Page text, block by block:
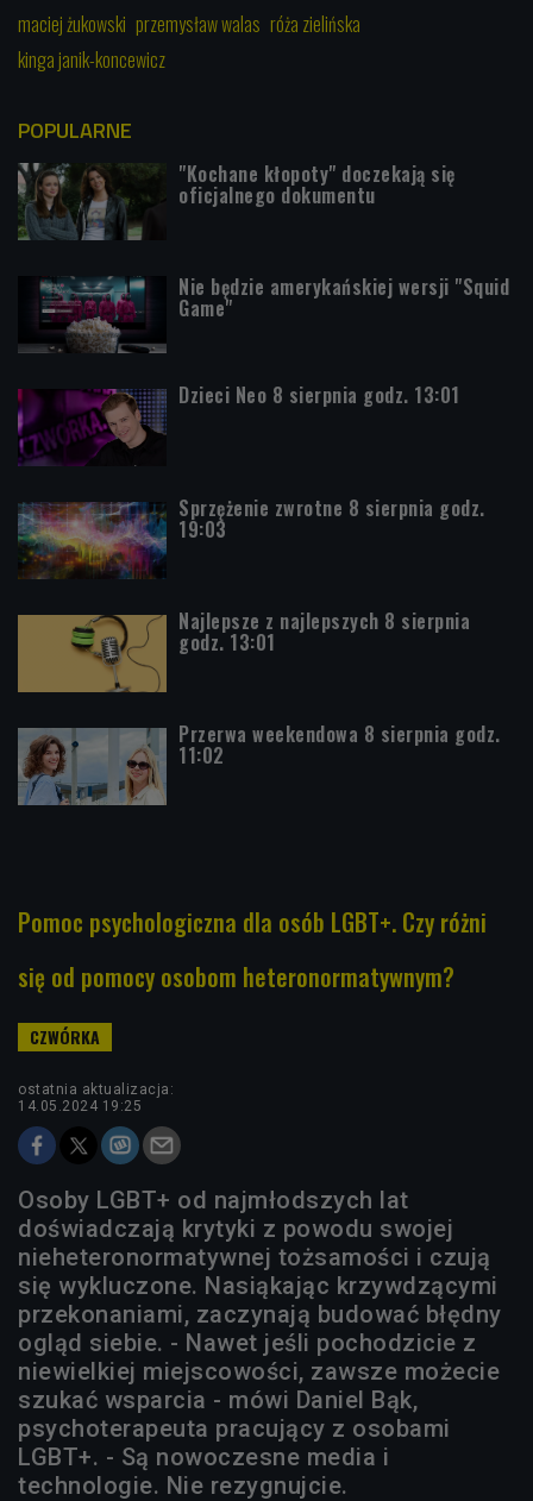
maciej żukowski przemysław walas róża zielińska
kinga janik-koncewicz
POPULARNE
"Kochane kłopoty" doczekają się
oficjalnego dokumentu
Nie będzie amerykańskiej wersji "Squid
Game"
Dzieci Neo 8 sierpnia godz. 13:01
Sprzężenie zwrotne 8 sierpnia godz.
19:03
Najlepsze z najlepszych 8 sierpnia
godz. 13:01
Przerwa weekendowa 8 sierpnia godz.
11:02
Pomoc psychologiczna dla osób LGBT+. Czy różni
się od pomocy osobom heteronormatywnym?
ostatnia aktualizacja:
14.05.2024 19:25
Osoby LGBT+ od najmłodszych lat
doświadczają krytyki z powodu swojej
nieheteronormatywnej tożsamości i czują
się wykluczone. Nasiąkając krzywdzącymi
przekonaniami, zaczynają budować błędny
ogląd siebie. - Nawet jeśli pochodzicie z
niewielkiej miejscowości, zawsze możecie
szukać wsparcia - mówi Daniel Bąk,
psychoterapeuta pracujący z osobami
LGBT+. - Są nowoczesne media i
technologie. Nie rezygnujcie.